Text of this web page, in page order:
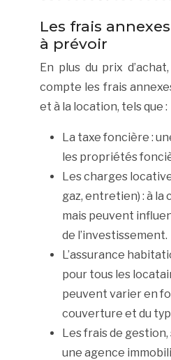
Les frais
à prévoir
En plus du prix
compte les frais
et à la location, tels que :
La taxe foncière :
les propriétés
Les charges
gaz, entretien) : à la
mais peuvent
de l’investissement.
L’assurance
pour tous les
peuvent varier en
couverture et du
Les frais de
une agence